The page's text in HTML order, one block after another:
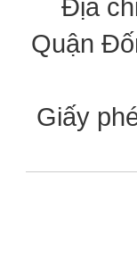
Địa
Quận
Giấy